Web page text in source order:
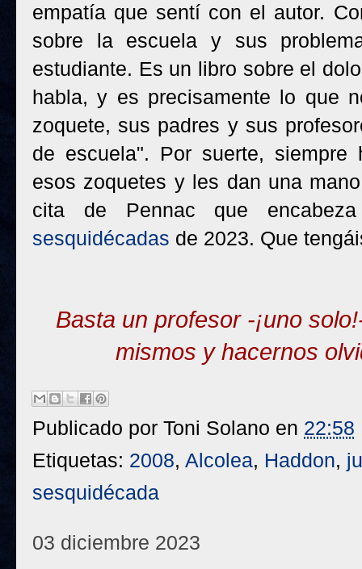
empatía que sentí con el autor.
sobre la escuela y sus
estudiante. Es un libro sobre el
habla, y es precisamente lo que
zoquete, sus padres y sus
de escuela". Por suerte,
esos zoquetes y les dan una
cita de Pennac que
sesquidécadas de 2023. Que
Basta un profesor -¡uno
mismos y hacernos
Publicado por Toni Solano en 22:58
Etiquetas: 2008, Alcolea, Haddon,
sesquidécada
03 diciembre 2023